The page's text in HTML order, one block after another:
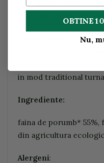
face direct in Italia si
Informatii despre
in mod traditional
Ingrediente:
faina de porumb*
din agricultura
Alergeni:
OBTINE
Nu,